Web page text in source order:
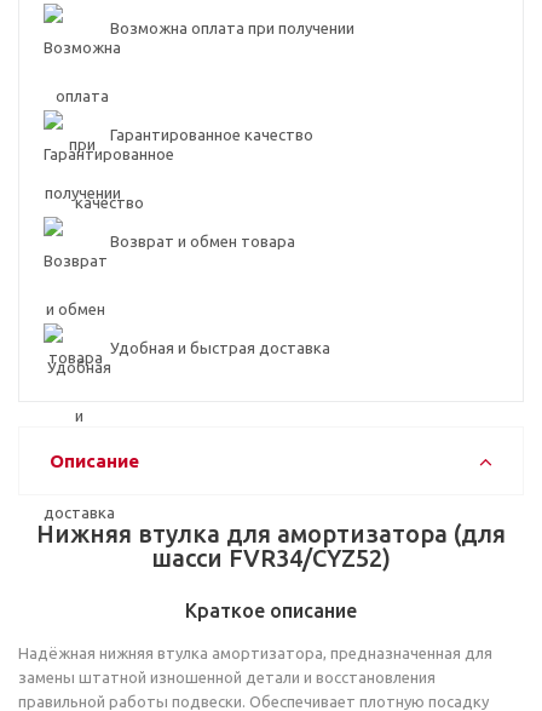
Возможна оплата при получении
Гарантированное качество
Возврат и обмен товара
Удобная и быстрая доставка
Описание
Нижняя втулка для амортизатора (для
шасси FVR34/CYZ52)
Краткое описание
Надёжная нижняя втулка амортизатора, предназначенная для
замены штатной изношенной детали и восстановления
правильной работы подвески. Обеспечивает плотную посадку